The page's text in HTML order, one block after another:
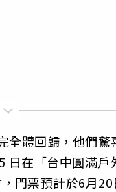
全體回歸，他們
日在「台中圓滿
門票預計於6月